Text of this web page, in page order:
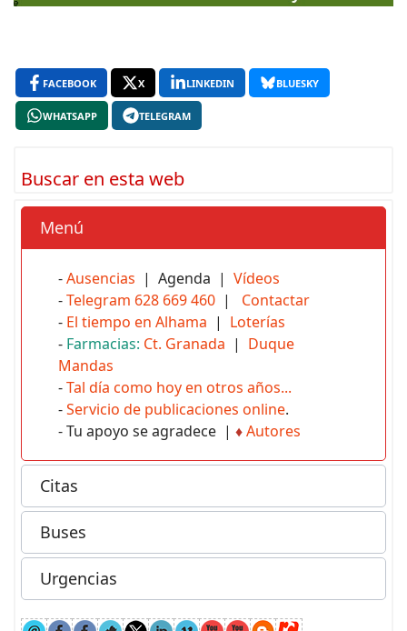
FACEBOOK X LINKEDIN BLUESKY
WHATSAPP TELEGRAM
Buscar en esta web
Menú
-Ausencias | Agenda | Vídeos
-Telegram 628 669 460 | Contactar
- El tiempo en Alhama | Loterías
- Farmacias: Ct. Granada | Duque
Mandas
-Tal día como hoy en otros años...
-Servicio de publicaciones online.
- Tu apoyo se agradece | ♦Autores
Citas
Buses
Urgencias